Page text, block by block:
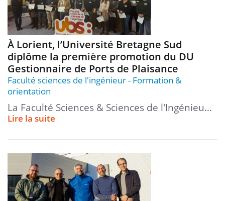
À Lorient, l’Université Bretagne Sud
diplôme la première promotion du DU
Gestionnaire de Ports de Plaisance
Faculté sciences de l'ingénieur
Formation &
orientation
La Faculté Sciences & Sciences de l'Ingénieu…
Lire la suite